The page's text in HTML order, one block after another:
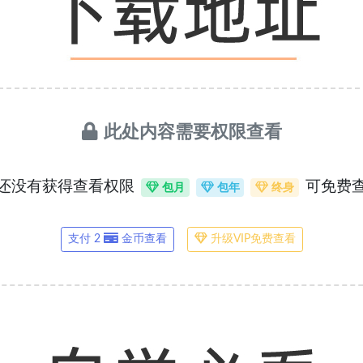
此处内容需要权限查看
没有获得查看权限 包月 包年 终身 可免费
支付 2 金币查看 升级VIP免费查看